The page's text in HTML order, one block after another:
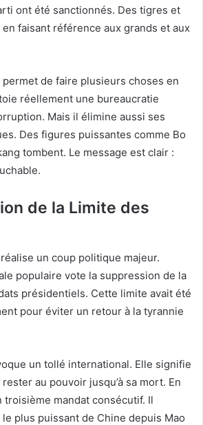
ont été sanctionnés. Des tigres et
faisant référence aux grands et aux
de faire plusieurs choses en
réellement une bureaucratie
Mais il élimine aussi ses
Des figures puissantes comme Bo
tombent. Le message est clair :
de la Limite des
un coup politique majeur.
populaire vote la suppression de la
présidentiels. Cette limite avait été
pour éviter un retour à la tyrannie
un tollé international. Elle signifie
au pouvoir jusqu’à sa mort. En
troisième mandat consécutif. Il
plus puissant de Chine depuis Mao